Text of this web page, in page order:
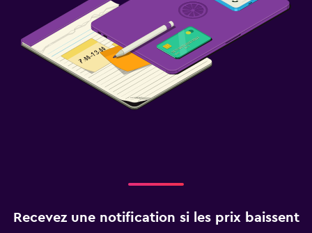
Famille
Baby-sitting ou garderie
Recevez une notification si les prix baissent